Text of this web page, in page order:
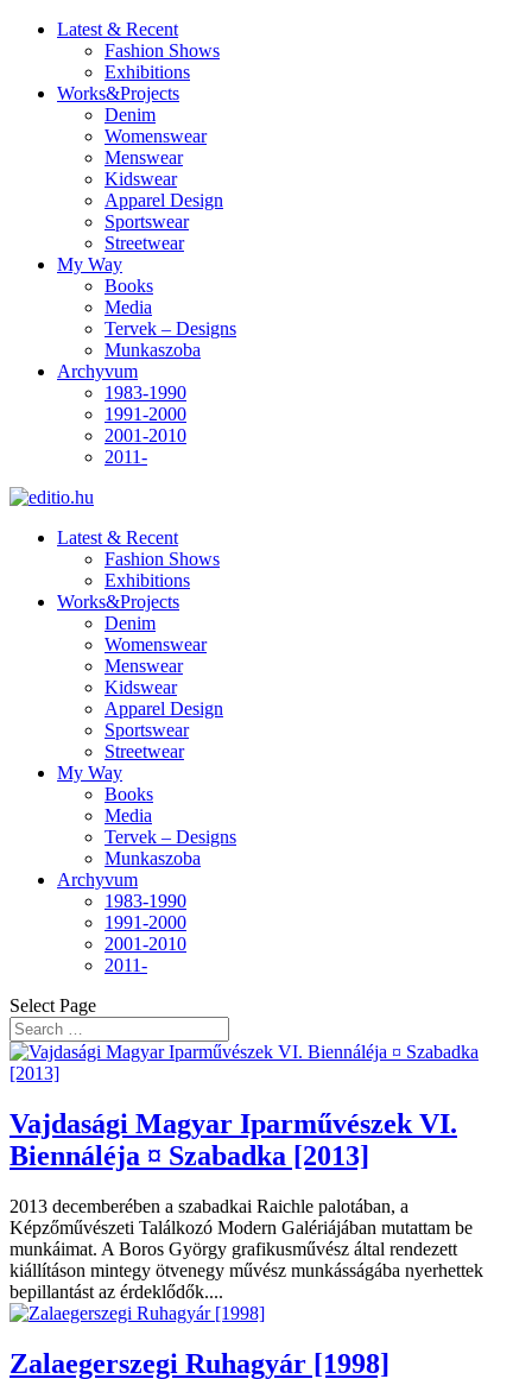
Latest & Recent
Fashion Shows
Exhibitions
Works&Projects
Denim
Womenswear
Menswear
Kidswear
Apparel Design
Sportswear
Streetwear
My Way
Books
Media
Tervek – Designs
Munkaszoba
Archyvum
1983-1990
1991-2000
2001-2010
2011-
Latest & Recent
Fashion Shows
Exhibitions
Works&Projects
Denim
Womenswear
Menswear
Kidswear
Apparel Design
Sportswear
Streetwear
My Way
Books
Media
Tervek – Designs
Munkaszoba
Archyvum
1983-1990
1991-2000
2001-2010
2011-
Select Page
Vajdasági Magyar Iparművészek VI.
Biennáléja ¤ Szabadka [2013]
2013 decemberében a szabadkai Raichle palotában, a
Képzőművészeti Találkozó Modern Galériájában mutattam be
munkáimat. A Boros György grafikusművész által rendezett
kiállításon mintegy ötvenegy művész munkásságába nyerhettek
bepillantást az érdeklődők....
Zalaegerszegi Ruhagyár [1998]